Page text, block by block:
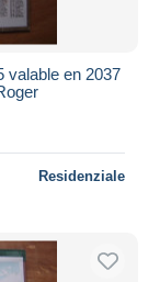
valable en 2037
Residenziale